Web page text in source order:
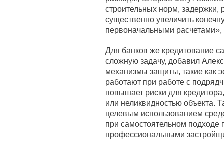
строительных норм, задержки,
существенно увеличить
первоначальными расчетами»,
Для банков же кредитование
сложную задачу, добавил
механизмы защиты, такие как
работают при работе с
повышает риски для
или неликвидностью объекта.
целевым использованием
при самостоятельном подходе
профессиональными